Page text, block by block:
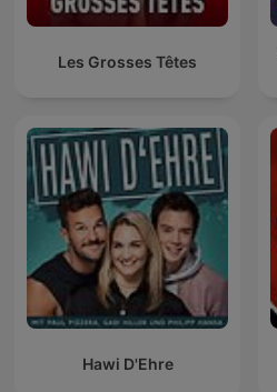
Les Grosses Têtes
Hawi D'Ehre